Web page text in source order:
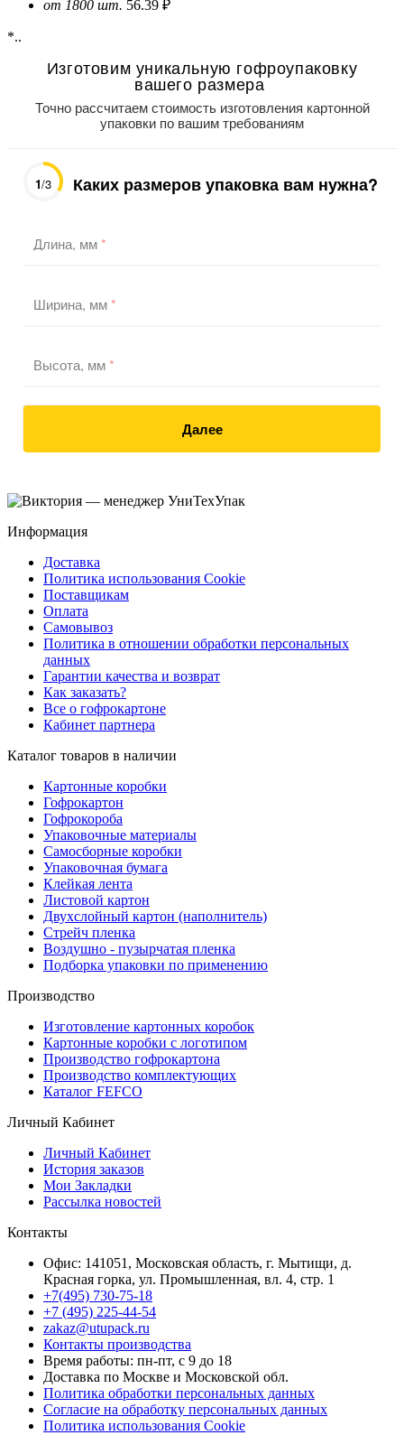
от 1800 шт. 56.39 ₽
*..
Изготовим уникальную гофроупаковку
вашего размера
Точно рассчитаем стоимость изготовления картонной
упаковки по вашим требованиям
1/3 Каких размеров упаковка вам нужна?
Длина, мм*
Ширина, мм*
Высота, мм*
Далее
Информация
Доставка
Политика использования Cookie
Поставщикам
Оплата
Самовывоз
Политика в отношении обработки персональных
данных
Гарантии качества и возврат
Как заказать?
Все о гофрокартоне
Кабинет партнера
Каталог товаров в наличии
Картонные коробки
Гофрокартон
Гофрокороба
Упаковочные материалы
Самосборные коробки
Упаковочная бумага
Клейкая лента
Листовой картон
Двухслойный картон (наполнитель)
Стрейч пленка
Воздушно - пузырчатая пленка
Подборка упаковки по применению
Производство
Изготовление картонных коробок
Картонные коробки с логотипом
Производство гофрокартона
Производство комплектующих
Каталог FEFCO
Личный Кабинет
Личный Кабинет
История заказов
Мои Закладки
Рассылка новостей
Контакты
Офис: 141051, Московская область, г. Мытищи, д.
Красная горка, ул. Промышленная, вл. 4, стр. 1
+7(495) 730-75-18
+7 (495) 225-44-54
zakaz@utupack.ru
Контакты производства
Время работы: пн-пт, с 9 до 18
Доставка по Москве и Московской обл.
Политика обработки персональных данных
Согласие на обработку персональных данных
Политика использования Cookie